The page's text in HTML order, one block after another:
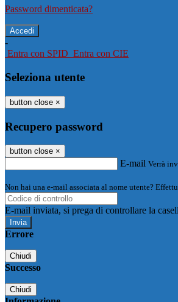
Password dimenticata?
-
Entra con SPID Entra con CIE
Seleziona utente
button close ×
Recupero password
button close ×
E-mail Verrà
Non hai una e-mail associata al nome utente?
E-mail inviata, si prega di controllare la
Errore
Chiudi
Successo
Chiudi